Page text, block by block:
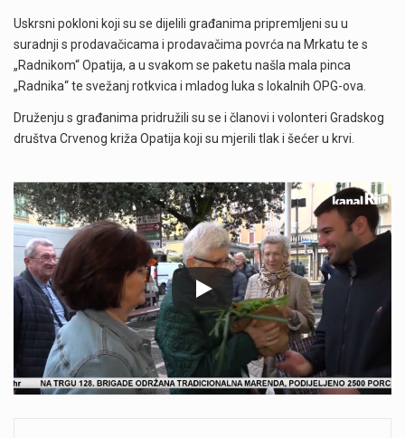
Uskrsni pokloni koji su se dijelili građanima pripremljeni su u
suradnji s prodavačicama i prodavačima povrća na Mrkatu te s
„Radnikom“ Opatija, a u svakom se paketu našla mala pinca
„Radnika“ te svežanj rotkvica i mladog luka s lokalnih OPG-ova.
Druženju s građanima pridružili su se i članovi i volonteri Gradskog
društva Crvenog križa Opatija koji su mjerili tlak i šećer u krvi.